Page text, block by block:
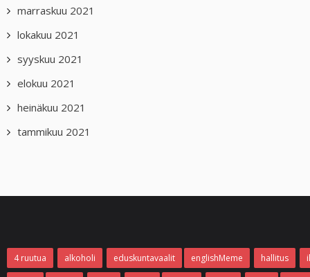
marraskuu 2021
lokakuu 2021
syyskuu 2021
elokuu 2021
heinäkuu 2021
tammikuu 2021
4 ruutua alkoholi eduskuntavaalit englishMeme hallitus